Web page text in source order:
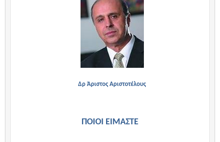
Δρ Άριστος Αριστοτέλους
ΠΟΙΟΙ ΕΙΜΑΣΤΕ